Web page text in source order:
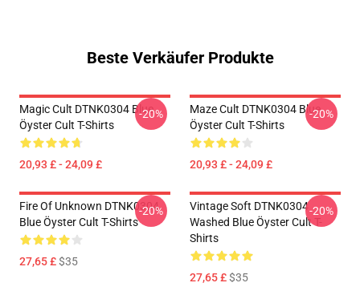
Beste Verkäufer Produkte
Magic Cult DTNK0304 Blue
Öyster Cult T-Shirts
20,93 £ - 24,09 £
-20%
Maze Cult DTNK0304 Blue
Öyster Cult T-Shirts
20,93 £ - 24,09 £
-20%
Fire Of Unknown DTNK0304
Blue Öyster Cult T-Shirts
27,65 £$35
-20%
Vintage Soft DTNK0304
Washed Blue Öyster Cult T-
Shirts
27,65 £$35
-20%